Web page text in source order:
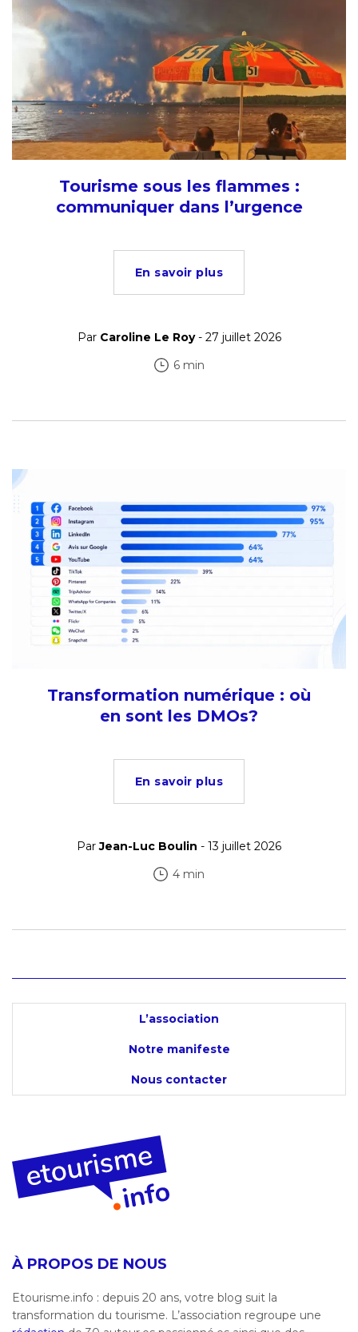
Tourisme sous les flammes :
communiquer dans l’urgence
En savoir plus
Par Caroline Le Roy- 27 juillet 2026
6 min
Transformation numérique : où
en sont les DMOs?
En savoir plus
ParJean-Luc Boulin - 13 juillet 2026
4 min
L’association
Notre manifeste
Nous contacter
À PROPOS DE NOUS
Etourisme.info : depuis 20 ans, votre blog suit la
transformation du tourisme. L’association regroupe une